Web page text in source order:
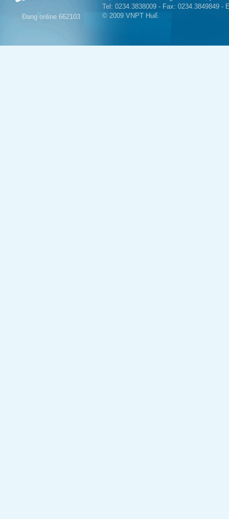
Đang online 662103
Tel: 0234.3838009 - Fax: 0234.3849849 -
© 2009 VNPT Huế.